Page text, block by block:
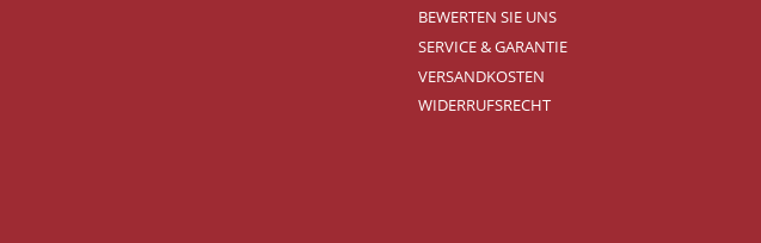
BEWERTEN SIE UNS
SERVICE & GARANTIE
VERSANDKOSTEN
WIDERRUFSRECHT